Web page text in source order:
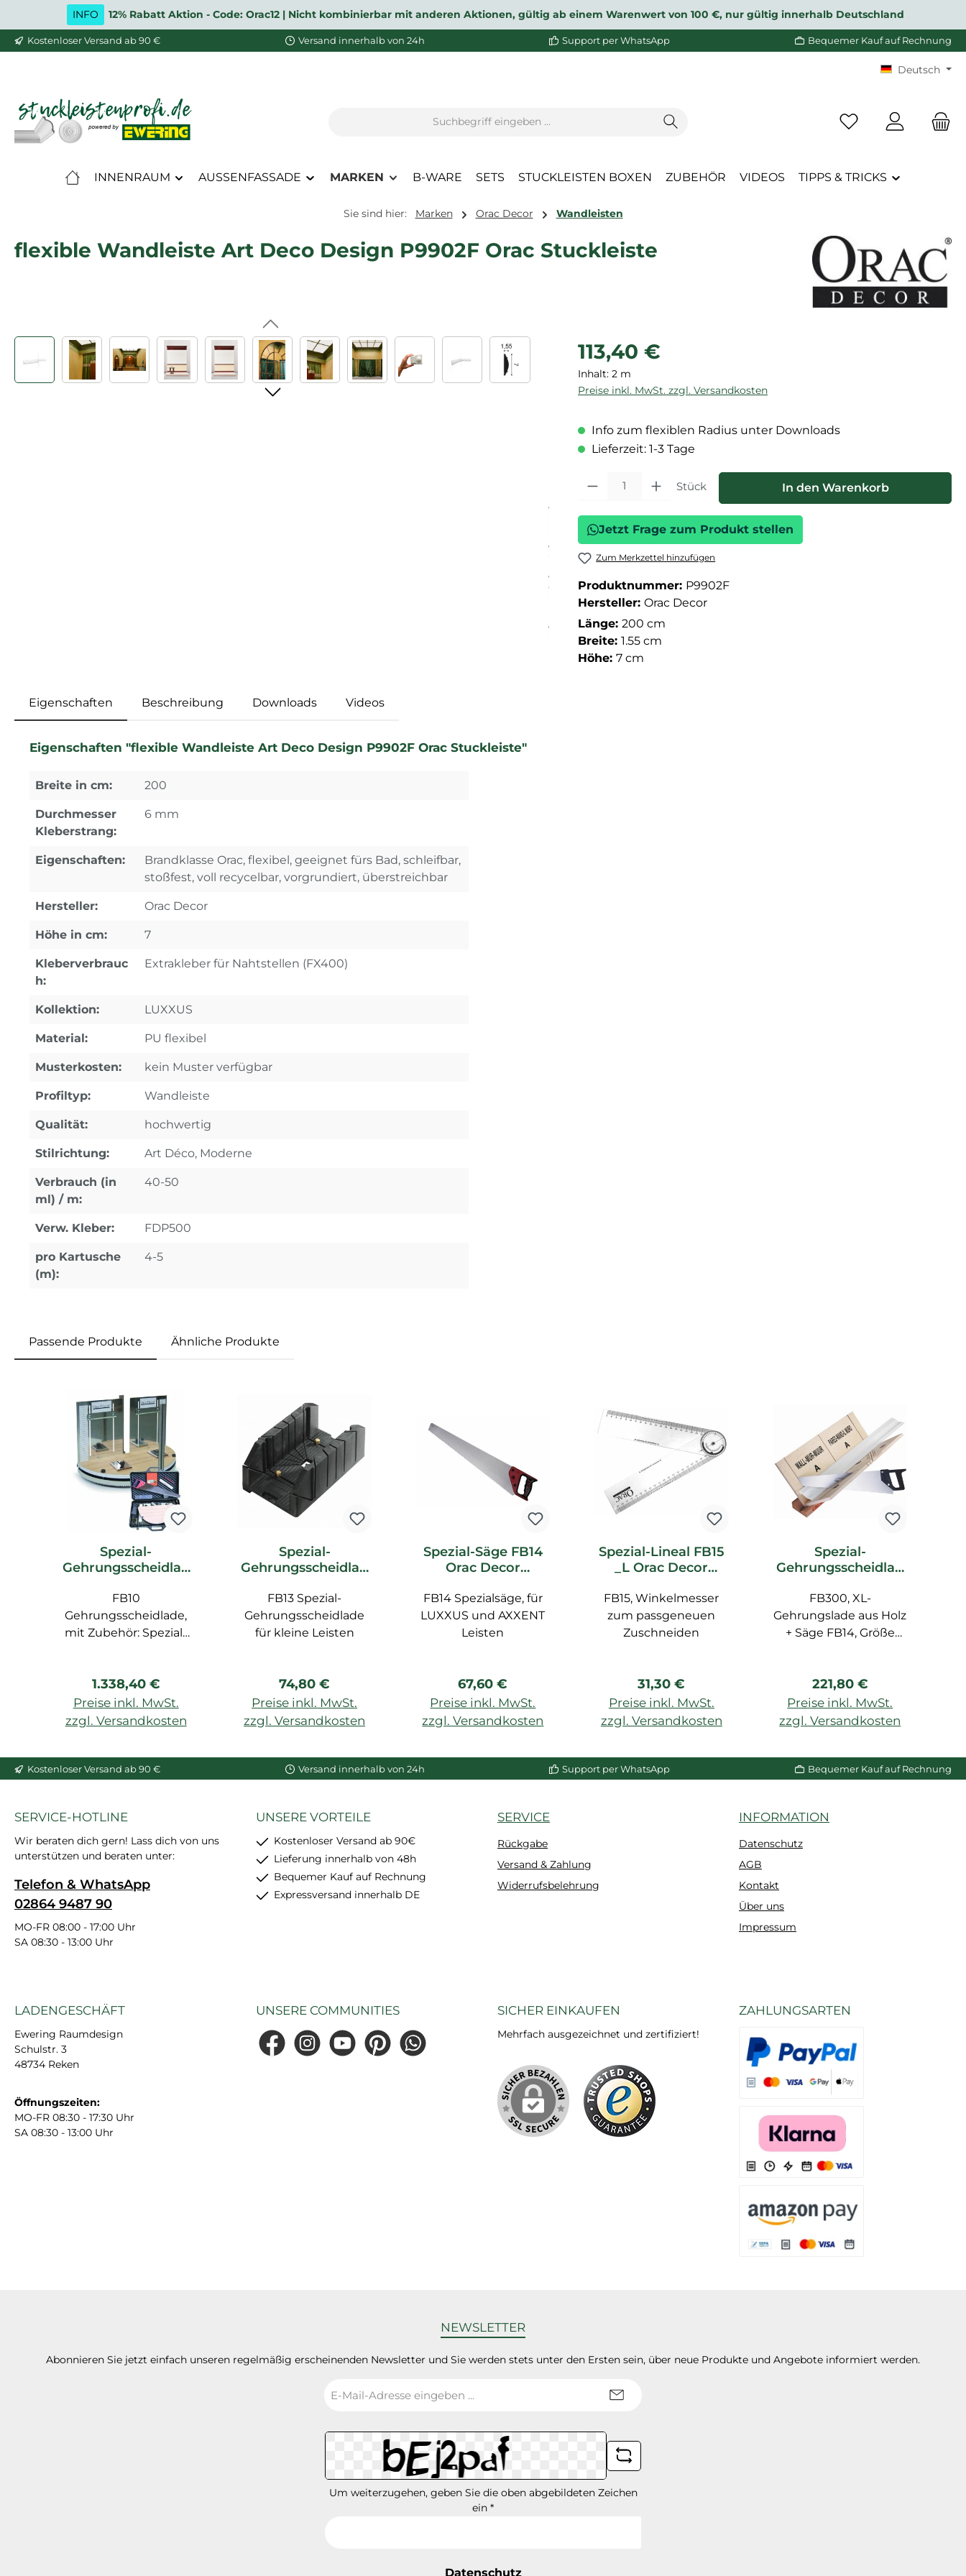
Hauptinhalt springen
Zur Suche springen
Zur Hauptnavigation springen
INFO 12% Rabatt Aktion - Code: Orac12 | Nicht kombinierbar mit anderen Aktionen, gültig ab einem Warenwert von 100 €, nur gültig innerhalb Deutschland
Kostenloser Versand ab 90 € Versand innerhalb von 24h Support per WhatsApp Bequemer Kauf auf Rechnung
Deutsch
Du hast 0 Produkte
INNENRAUM AUSSENFASSADE MARKEN B-WARE SETS STUCKLEISTEN BOXEN ZUBEHÖR VIDEOS TIPPS & TRICKS
Sie sind hier: Marken Orac Decor Wandleisten
flexible Wandleiste Art Deco Design P9902F Orac Stuckleiste
Bildergalerie überspringen
A
d
g
ä
c
Regulärer Preis:
113,40 €
Inhalt: 2 m
Preise inkl. MwSt. zzgl. Versandkosten
Info zum flexiblen Radius unter Downloads
Lieferzeit: 1-3 Tage
Produkt Anzahl: Gib den gewünschten Wert ein oder benutze die
Stück In den Warenkorb
Jetzt Frage zum Produkt stellen
Zum Merkzettel hinzufügen
Produktnummer: P9902F
Hersteller: Orac Decor
Länge: 200 cm
Breite: 1.55 cm
Höhe: 7 cm
Eigenschaften Beschreibung Downloads Videos
Eigenschaften "flexible Wandleiste Art Deco Design P9902F Orac Stuckleiste"
Breite in cm: 200
Durchmesser
Kleberstrang:
6 mm
Eigenschaften:
Brandklasse Orac, flexibel, geeignet fürs Bad, schleifbar,
stoßfest, voll recycelbar, vorgrundiert, überstreichbar
Hersteller: Orac Decor
Höhe in cm: 7
Kleberverbrauc
h:
Extrakleber für Nahtstellen (FX400)
Kollektion: LUXXUS
Material: PU flexibel
Musterkosten: kein Muster verfügbar
Profiltyp: Wandleiste
Qualität: hochwertig
Stilrichtung: Art Déco, Moderne
Verbrauch (in
ml) / m:
40-50
Verw. Kleber: FDP500
pro Kartusche
(m):
4-5
Passende Produkte Ähnliche Produkte
Spezial-
Gehrungsscheidlad
Zubehör
FB10
Gehrungsscheidlade,
mit Zubehör: Spezial-
FB15
Regulärer Preis:
1.338,40 €
Preise inkl. MwSt.
zzgl. Versandkosten
Spezial-
Gehrungsscheidlad
Zubehör
FB13 Spezial-
Gehrungsscheidlade
für kleine Leisten
Regulärer Preis:
74,80 €
Preise inkl. MwSt.
zzgl. Versandkosten
Spezial-Säge FB14
Orac Decor
FB14 Spezialsäge, für
LUXXUS und AXXENT
Leisten
Regulärer Preis:
67,60 €
Preise inkl. MwSt.
zzgl. Versandkosten
Spezial-Lineal FB15
_L Orac Decor
FB15, Winkelmesser
zum passgeneuen
Zuschneiden
Regulärer Preis:
31,30 €
Preise inkl. MwSt.
zzgl. Versandkosten
Spezial-
Gehrungsscheidlad
Zubehör
FB300, XL-
Gehrungslade aus Holz
+ Säge FB14, Größe
Regulärer Preis:
221,80 €
Preise inkl. MwSt.
zzgl. Versandkosten
Kostenloser Versand ab 90 € Versand innerhalb von 24h Support per WhatsApp Bequemer Kauf auf Rechnung
SERVICE-HOTLINE
Wir beraten dich gern! Lass dich von uns
unterstützen und beraten unter:
Telefon & WhatsApp
02864 9487 90
MO-FR 08:00 - 17:00 Uhr
SA 08:30 - 13:00 Uhr
UNSERE VORTEILE
Kostenloser Versand ab 90€
Lieferung innerhalb von 48h
Bequemer Kauf auf Rechnung
Expressversand innerhalb DE
SERVICE
Rückgabe
Versand & Zahlung
Widerrufsbelehrung
INFORMATION
Datenschutz
AGB
Kontakt
Über uns
Impressum
LADENGESCHÄFT
Ewering Raumdesign
Schulstr. 3
48734 Reken
Öffnungszeiten:
MO-FR 08:30 - 17:30 Uhr
SA 08:30 - 13:00 Uhr
UNSERE COMMUNITIES
FacebookInstagramYouTubePinterestWhatsApp
SICHER EINKAUFEN
Mehrfach ausgezeichnet und zertifiziert!
ZAHLUNGSARTEN
NEWSLETTER
Abonnieren Sie jetzt einfach unseren regelmäßig erscheinenden Newsletter und Sie werden stets unter den Ersten sein, über neue Produkte und Angebote informiert werden.
Mail-
*
Um weiterzugehen, geben Sie die oben abgebildeten Zeichen
ein *
Datenschutz